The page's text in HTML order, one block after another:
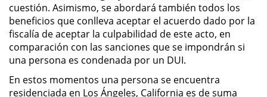
Asalto Simple
Asuntos Posteriores a la Condena
Anulando o Rechazando una
Condena
cuestión. Asimismo, se abordará también todos los
beneficios que conlleva aceptar el acuerdo dado por la
fiscalía de aceptar la culpabilidad de este acto, en
comparación con las sanciones que se impondrán si
una persona es condenada por un DUI.
En estos momentos una persona se encuentra
residenciada en Los Ángeles, California es de suma